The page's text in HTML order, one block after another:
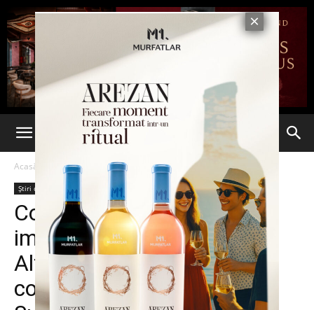
Acasă Știri din România
Știri din România Ultima oră
Cometex, dezvoltator
imobiliar parte a grupului
Altex, a vândut centrul
comercial Bucovina din